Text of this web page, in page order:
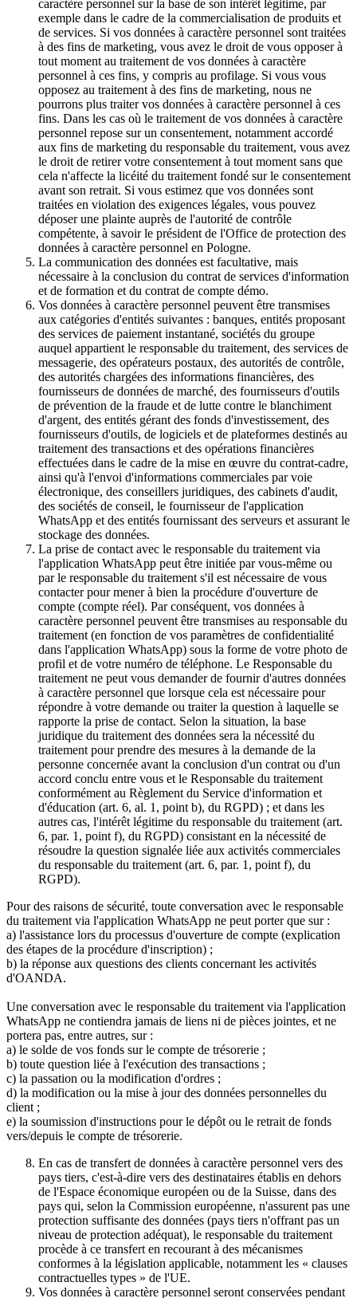
caractère personnel sur la base de son intérêt légitime, par
exemple dans le cadre de la commercialisation de produits et
de services. Si vos données à caractère personnel sont traitées
à des fins de marketing, vous avez le droit de vous opposer à
tout moment au traitement de vos données à caractère
personnel à ces fins, y compris au profilage. Si vous vous
opposez au traitement à des fins de marketing, nous ne
pourrons plus traiter vos données à caractère personnel à ces
fins. Dans les cas où le traitement de vos données à caractère
personnel repose sur un consentement, notamment accordé
aux fins de marketing du responsable du traitement, vous avez
le droit de retirer votre consentement à tout moment sans que
cela n'affecte la licéité du traitement fondé sur le consentement
avant son retrait. Si vous estimez que vos données sont
traitées en violation des exigences légales, vous pouvez
déposer une plainte auprès de l'autorité de contrôle
compétente, à savoir le président de l'Office de protection des
données à caractère personnel en Pologne.
La communication des données est facultative, mais
nécessaire à la conclusion du contrat de services d'information
et de formation et du contrat de compte démo.
Vos données à caractère personnel peuvent être transmises
aux catégories d'entités suivantes : banques, entités proposant
des services de paiement instantané, sociétés du groupe
auquel appartient le responsable du traitement, des services de
messagerie, des opérateurs postaux, des autorités de contrôle,
des autorités chargées des informations financières, des
fournisseurs de données de marché, des fournisseurs d'outils
de prévention de la fraude et de lutte contre le blanchiment
d'argent, des entités gérant des fonds d'investissement, des
fournisseurs d'outils, de logiciels et de plateformes destinés au
traitement des transactions et des opérations financières
effectuées dans le cadre de la mise en œuvre du contrat-cadre,
ainsi qu'à l'envoi d'informations commerciales par voie
électronique, des conseillers juridiques, des cabinets d'audit,
des sociétés de conseil, le fournisseur de l'application
WhatsApp et des entités fournissant des serveurs et assurant le
stockage des données.
La prise de contact avec le responsable du traitement via
l'application WhatsApp peut être initiée par vous-même ou
par le responsable du traitement s'il est nécessaire de vous
contacter pour mener à bien la procédure d'ouverture de
compte (compte réel). Par conséquent, vos données à
caractère personnel peuvent être transmises au responsable du
traitement (en fonction de vos paramètres de confidentialité
dans l'application WhatsApp) sous la forme de votre photo de
profil et de votre numéro de téléphone. Le Responsable du
traitement ne peut vous demander de fournir d'autres données
à caractère personnel que lorsque cela est nécessaire pour
répondre à votre demande ou traiter la question à laquelle se
rapporte la prise de contact. Selon la situation, la base
juridique du traitement des données sera la nécessité du
traitement pour prendre des mesures à la demande de la
personne concernée avant la conclusion d'un contrat ou d'un
accord conclu entre vous et le Responsable du traitement
conformément au Règlement du Service d'information et
d'éducation (art. 6, al. 1, point b), du RGPD) ; et dans les
autres cas, l'intérêt légitime du responsable du traitement (art.
6, par. 1, point f), du RGPD) consistant en la nécessité de
résoudre la question signalée liée aux activités commerciales
du responsable du traitement (art. 6, par. 1, point f), du
RGPD).
Pour des raisons de sécurité, toute conversation avec le responsable
du traitement via l'application WhatsApp ne peut porter que sur :
a) l'assistance lors du processus d'ouverture de compte (explication
des étapes de la procédure d'inscription) ;
b) la réponse aux questions des clients concernant les activités
d'OANDA.
Une conversation avec le responsable du traitement via l'application
WhatsApp ne contiendra jamais de liens ni de pièces jointes, et ne
portera pas, entre autres, sur :
a) le solde de vos fonds sur le compte de trésorerie ;
b) toute question liée à l'exécution des transactions ;
c) la passation ou la modification d'ordres ;
d) la modification ou la mise à jour des données personnelles du
client ;
e) la soumission d'instructions pour le dépôt ou le retrait de fonds
vers/depuis le compte de trésorerie.
En cas de transfert de données à caractère personnel vers des
pays tiers, c'est-à-dire vers des destinataires établis en dehors
de l'Espace économique européen ou de la Suisse, dans des
pays qui, selon la Commission européenne, n'assurent pas une
protection suffisante des données (pays tiers n'offrant pas un
niveau de protection adéquat), le responsable du traitement
procède à ce transfert en recourant à des mécanismes
conformes à la législation applicable, notamment les « clauses
contractuelles types » de l'UE.
Vos données à caractère personnel seront conservées pendant